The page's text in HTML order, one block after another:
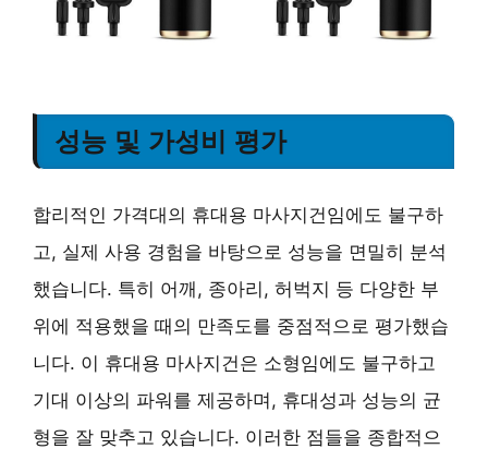
성능 및 가성비 평가
합리적인 가격대의 휴대용 마사지건임에도 불구하
고, 실제 사용 경험을 바탕으로 성능을 면밀히 분석
했습니다. 특히 어깨, 종아리, 허벅지 등 다양한 부
위에 적용했을 때의 만족도를 중점적으로 평가했습
니다. 이 휴대용 마사지건은 소형임에도 불구하고
기대 이상의 파워를 제공하며, 휴대성과 성능의 균
형을 잘 맞추고 있습니다. 이러한 점들을 종합적으